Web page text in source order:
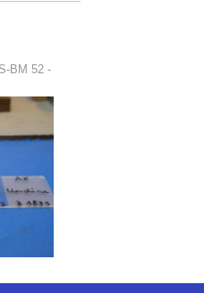
BM 52 -